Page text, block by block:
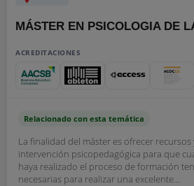
MÁSTER EN PSICOLOGIA DE
ACREDITACIONES
Relacionado con esta temática
La finalidad del máster es ofrecer recursos
intervención psicopedagógica para que
haya realizado el proceso de formación
necesarias para realizar una excelente...